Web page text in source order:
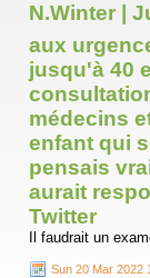
N.Winter |
aux
jusqu'à 40
médecins
enfant qui
pensais
aurait
Twitter
Il faudrait un
Sun 20 Mar 2022